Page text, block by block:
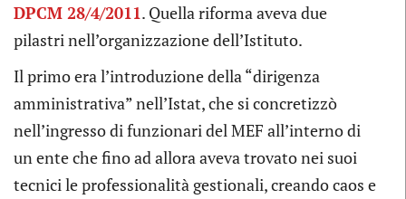
DPCM 28/4/2011. Quella riforma aveva due
pilastri nell’organizzazione dell’Istituto.
Il primo era l’introduzione della “dirigenza
amministrativa” nell’Istat, che si concretizzò
nell’ingresso di funzionari del MEF all’interno di
un ente che fino ad allora aveva trovato nei suoi
tecnici le professionalità gestionali, creando caos e